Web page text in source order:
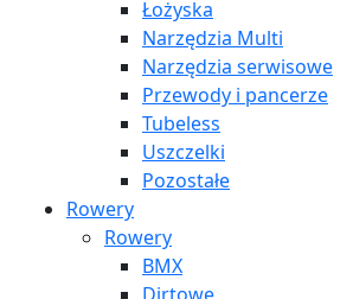
Łożyska
Narzędzia Multi
Narzędzia serwisowe
Przewody i pancerze
Tubeless
Uszczelki
Pozostałe
Rowery
Rowery
BMX